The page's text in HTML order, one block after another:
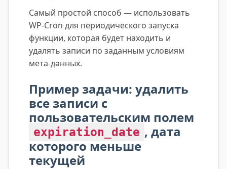
Самый простой способ — использовать
WP-Cron для периодического запуска
функции, которая будет находить и
удалять записи по заданным условиям
мета-данных.
Пример задачи: удалить
все записи с
пользовательским полем
expiration_date , дата
которого меньше
текущей